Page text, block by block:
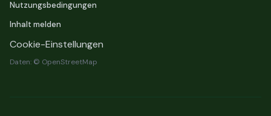
Nutzungsbedingungen
Inhalt melden
Cookie-Einstellungen
Daten: © OpenStreetMap